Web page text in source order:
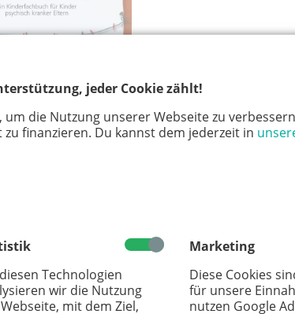
jeder Cookie zählt!
um die Nutzung unserer Webseite zu
finanzieren. Du kannst dem jederzeit in
Technologien
wir die Nutzung
mit dem Ziel,
Marketing
Diese Cookies
für unsere
nutzen Google
denen sie und Mama lesend und kuschelnd
sind. Doch Mama hat auch ihre
ist, dass sie nicht einmal an
immer um alles kümmern: um das Einkaufen,
Thematik psychischer Erkrankungen für Kinder